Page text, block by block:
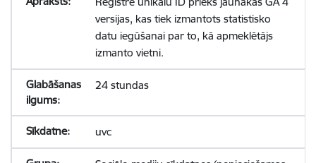
versijas, kas tiek izmantots statistisko
datu iegūšanai par to, kā apmeklētājs
izmanto vietni.
24 stundas
uvc